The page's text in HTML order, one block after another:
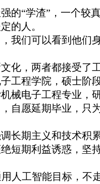
的“学渣”，一个较
的人。
我们可以看到他们
化，两者都接受了工
工程学院，硕士阶
械电子工程专业，
自愿延期毕业，只
长期主义和技术积累
短期利益诱惑，坚
人工智能目标，不